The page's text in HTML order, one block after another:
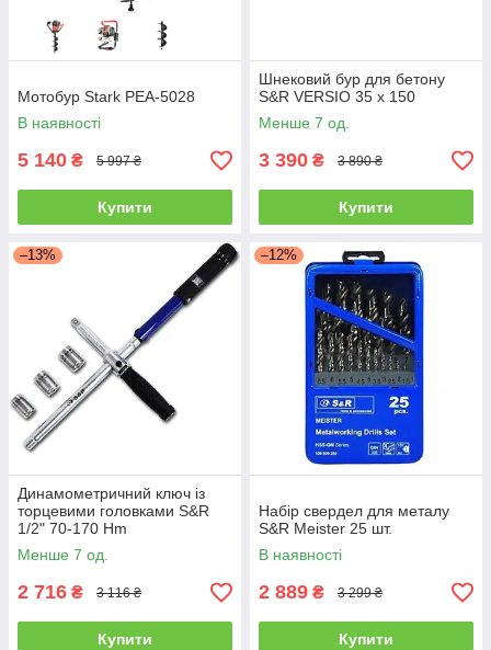
Мотобур Stark PEA-5028
В наявності
5 140 ₴ 5 997 ₴
Купити
Шнековий бур для бетону
S&R VERSIO 35 х 150
Менше 7 од.
3 390 ₴ 3 890 ₴
Купити
–13%
Динамометричний ключ із
торцевими головками S&R
1/2" 70-170 Hm
Менше 7 од.
2 716 ₴ 3 116 ₴
Купити
–12%
Набір свердел для металу
S&R Meister 25 шт.
В наявності
2 889 ₴ 3 299 ₴
Купити